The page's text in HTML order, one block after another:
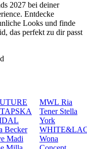
2027 bei deiner
Entdecke
Looks und finde
das perfekt zu dir passt
Becker
Madi
MWL Ria
Tener Stella
York
Wona